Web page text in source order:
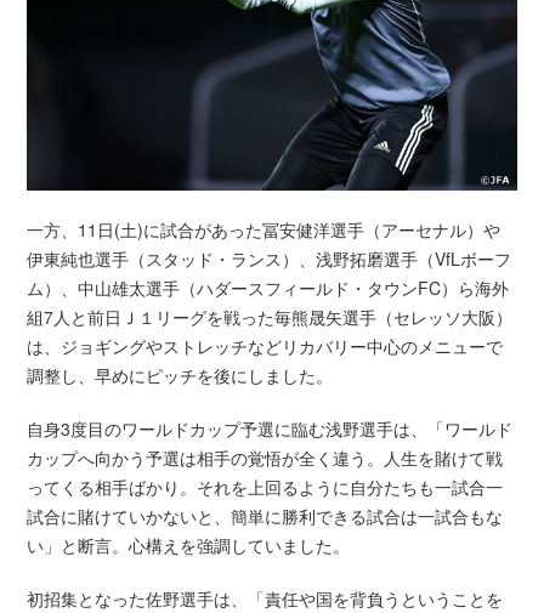
一方、11日(土)に試合があった冨安健洋選手（アーセナル）や
伊東純也選手（スタッド・ランス）、浅野拓磨選手（VfLボーフ
ム）、中山雄太選手（ハダースフィールド・タウンFC）ら海外
組7人と前日Ｊ１リーグを戦った毎熊晟矢選手（セレッソ大阪）
は、ジョギングやストレッチなどリカバリー中心のメニューで
調整し、早めにピッチを後にしました。
自身3度目のワールドカップ予選に臨む浅野選手は、「ワールド
カップへ向かう予選は相手の覚悟が全く違う。人生を賭けて戦
ってくる相手ばかり。それを上回るように自分たちも一試合一
試合に賭けていかないと、簡単に勝利できる試合は一試合もな
い」と断言。心構えを強調していました。
初招集となった佐野選手は、「責任や国を背負うということを